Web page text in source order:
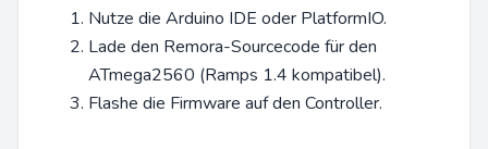
Nutze die Arduino IDE oder PlatformIO.
Lade den Remora-Sourcecode für den
ATmega2560 (Ramps 1.4 kompatibel).
Flashe die Firmware auf den Controller.